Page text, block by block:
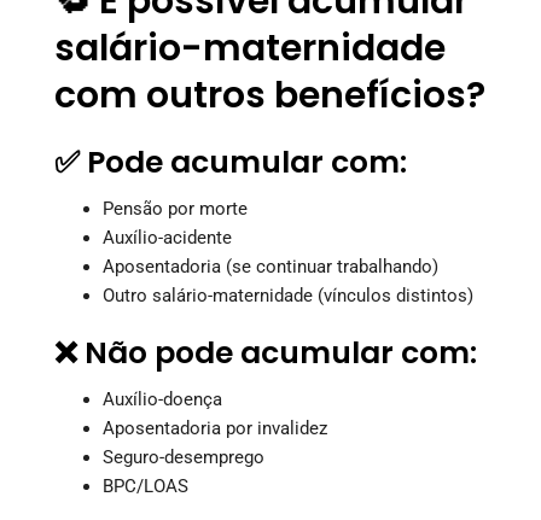
salário-maternidade
com outros benefícios?
✅ Pode acumular com:
Pensão por morte
Auxílio-acidente
Aposentadoria (se continuar trabalhando)
Outro salário-maternidade (vínculos distintos)
❌ Não pode acumular com:
Auxílio-doença
Aposentadoria por invalidez
Seguro-desemprego
BPC/LOAS